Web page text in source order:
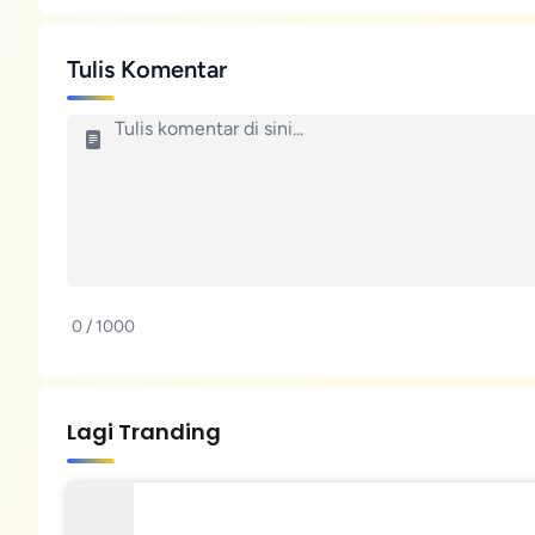
Tulis Komentar
0 / 1000
Lagi Tranding